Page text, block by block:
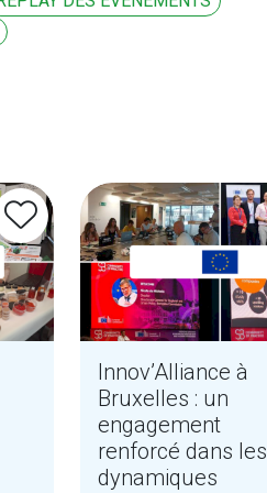
Innov’Alliance à
Bruxelles : un
engagement
renforcé dans les
dynamiques